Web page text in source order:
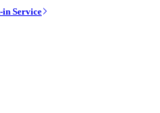
in Service